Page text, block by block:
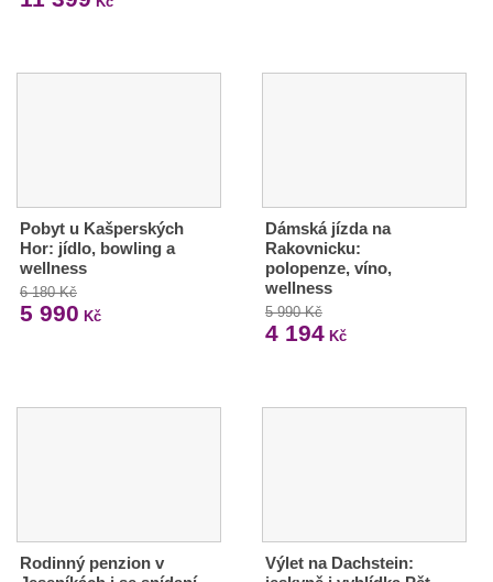
Pobyt u Kašperských
Hor: jídlo, bowling a
wellness
6 180 Kč
5 990 Kč
Dámská jízda na
Rakovnicku:
polopenze, víno,
wellness
5 990 Kč
4 194Kč
Rodinný penzion v
Výlet na Dachstein: